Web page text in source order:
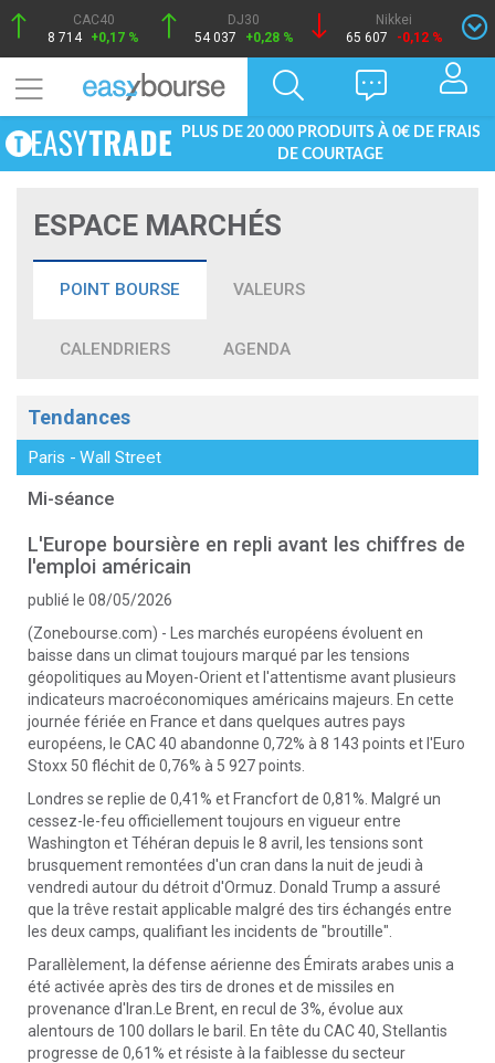
CAC40
8 714 +0,17 %
DJ30
54 037
+0,28 %
Nikkei
65 607
-0,12 %
PLUS DE 20 000 PRODUITS À 0€ DE FRAIS
DE COURTAGE
ESPACE MARCHÉS
POINT BOURSE VALEURS
CALENDRIERS AGENDA
Tendances
Paris - Wall Street
Mi-séance
L'Europe boursière en repli avant les chiffres de
l'emploi américain
publié le 08/05/2026
(Zonebourse.com) - Les marchés européens évoluent en
baisse dans un climat toujours marqué par les tensions
géopolitiques au Moyen-Orient et l'attentisme avant plusieurs
indicateurs macroéconomiques américains majeurs. En cette
journée fériée en France et dans quelques autres pays
européens, le CAC 40 abandonne 0,72% à 8 143 points et l'Euro
Stoxx 50 fléchit de 0,76% à 5 927 points.
Londres se replie de 0,41% et Francfort de 0,81%. Malgré un
cessez-le-feu officiellement toujours en vigueur entre
Washington et Téhéran depuis le 8 avril, les tensions sont
brusquement remontées d'un cran dans la nuit de jeudi à
vendredi autour du détroit d'Ormuz. Donald Trump a assuré
que la trêve restait applicable malgré des tirs échangés entre
les deux camps, qualifiant les incidents de "broutille".
Parallèlement, la défense aérienne des Émirats arabes unis a
été activée après des tirs de drones et de missiles en
provenance d'Iran.Le Brent, en recul de 3%, évolue aux
alentours de 100 dollars le baril. En tête du CAC 40, Stellantis
progresse de 0,61% et résiste à la faiblesse du secteur